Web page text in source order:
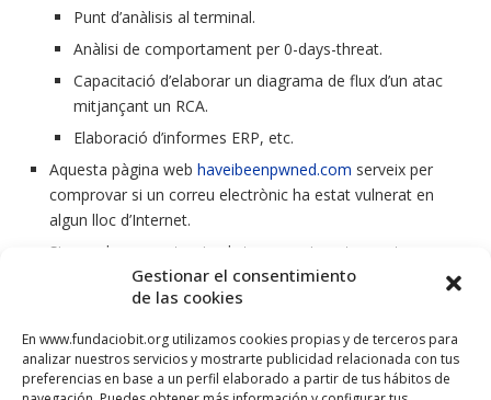
Gestionar el consentimiento
de las cookies
En www.fundaciobit.org utilizamos cookies propias y de terceros para
analizar nuestros servicios y mostrarte publicidad relacionada con tus
preferencias en base a un perfil elaborado a partir de tus hábitos de
Punt d’anàlisis al terminal.
Anàlisi de comportament per 0-days-threat.
Capacitació d’elaborar un diagrama de flux d’un atac
mitjançant un RCA.
Elaboració d’informes ERP, etc.
Aquesta pàgina web haveibeenpwned.com serveix per
comprovar si un correu electrònic ha estat vulnerat en
algun lloc d’Internet.
Si no vols que rastregin els teus moviments mentres
navegues utilitza el navegador en mode incògnit.
Si sospites que t’espien a través del micròfon o la webcam,
es venen dispositius per bloqueja-los. Als portàtils s’encén
una llum LED quan la webcam està en funcionament.
Basta fixar-s’hi.